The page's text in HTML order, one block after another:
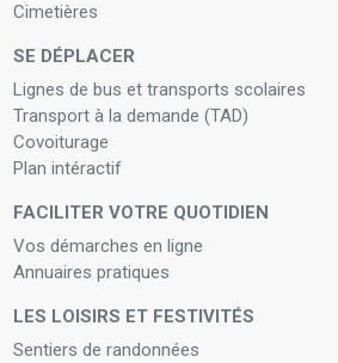
Cimetières
SE DÉPLACER
Lignes de bus et transports scolaires
Transport à la demande (TAD)
Covoiturage
Plan intéractif
FACILITER VOTRE QUOTIDIEN
Vos démarches en ligne
Annuaires pratiques
LES LOISIRS ET FESTIVITÉS
Sentiers de randonnées